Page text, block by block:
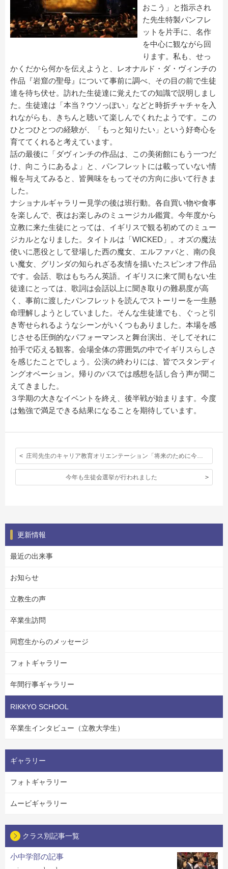
おこう」と指示され
た先生特製パンフレ
ットを片手に、名作
を中心に観ながら回
ります。私も、せっ
かくだから何かを伝えようと、レオナルド・ダ・ヴィンチの
作品『岩窟の聖母』について事前に調べ、その目の前で生徒
達を待ち伏せ。訪れた生徒達に覚えたての知識で説明しまし
た。生徒達は「本当？ウソっぽい」などと時折チャチャを入
れながらも、きちんと聴いて楽しんでくれたようです。この
ひとつひとつの経験が、「もっと知りたい」という好奇心を
育ててくれると考えています。
話の最後に「ダヴィンチの作品は、この美術館にもう一つだ
け、向こうにあるよ」と、パンフレットには載っていない情
報を与えてみると、皆興味をもってその方向に歩いて行きま
した。
ナショナルギャラリー見学の後は班行動。各自買い物や食事
を楽しんで、夜はお楽しみのミュージカル鑑賞。今年度から
立教に来た生徒にとっては、イギリスで観る初めてのミュー
ジカルとなりました。タイトルは「WICKED」。オズの魔法
使いに悪役として登場した西の魔女、エルファバと、南の良
い魔女、グリンダの知られざる友情を描いたスピンオフ作品
です。会話、歌はもちろん英語。イギリスに来て間もない生
徒達にとっては、歌詞は会話以上に聞き取りの難易度が高
く、事前に渡したパンフレットを読んでストーリーを一生懸
命理解しようとしていました。そんな生徒達でも、ぐっと引
き寄せられるようなシーンがいくつもありました。本場を感
じさせる圧倒的なパフォーマンスと舞台演出、そしてそれに
拍手で応える観客。会場全体の雰囲気の中でイギリスらしさ
を感じたことでしょう。公演の終わりには、皆でスタンディ
ングオベーション。帰りのバスでは感想を話し合う声が聞こ
えてきました。
３学期の大きなイベントを終え、後半戦が始まります。今度
は勉強で満足できる結果になることを期待しています。
今年も生徒会選挙が行われました
更新情報
最近の出来事
お知らせ
立教生の声
卒業生訪問
同窓生からのメッセージ
フォトギャラリー
年間行事ギャラリー
RIKKYO SCHOOL
卒業生インタビュー（立教大学生）
ギャラリー
フォトギャラリー
ムービギャラリー
クラス別記事一覧
小中学部の記事